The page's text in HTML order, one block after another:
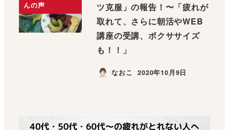
んの声
ツ克服」の報告！〜「疲れが
取れて、さらに朝活やWEB
講座の受講、ボクササイズ
も！！」
なおこ 2020年10月9日